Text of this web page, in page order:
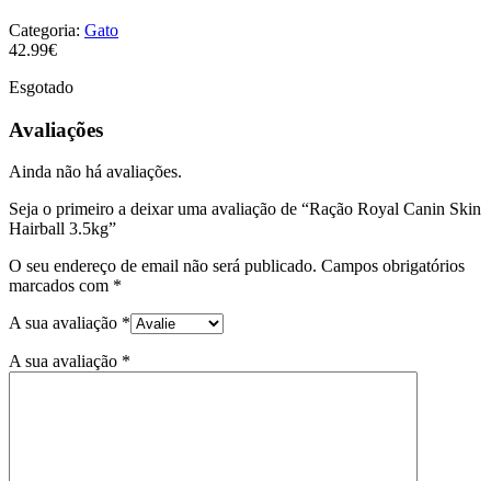
Categoria: Gato
42.99€
Esgotado
Avaliações
Ainda não há avaliações.
Seja o primeiro a deixar uma avaliação de “Ração Royal Canin Skin
Hairball 3.5kg”
O seu endereço de email não será publicado. Campos obrigatórios
marcados com *
A sua avaliação *
A sua avaliação *